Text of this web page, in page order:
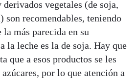
derivados vegetales (de soja,
son recomendables, teniendo
la más parecida en su
la leche es la de soja. Hay que
que a esos productos se les
por lo que atención a